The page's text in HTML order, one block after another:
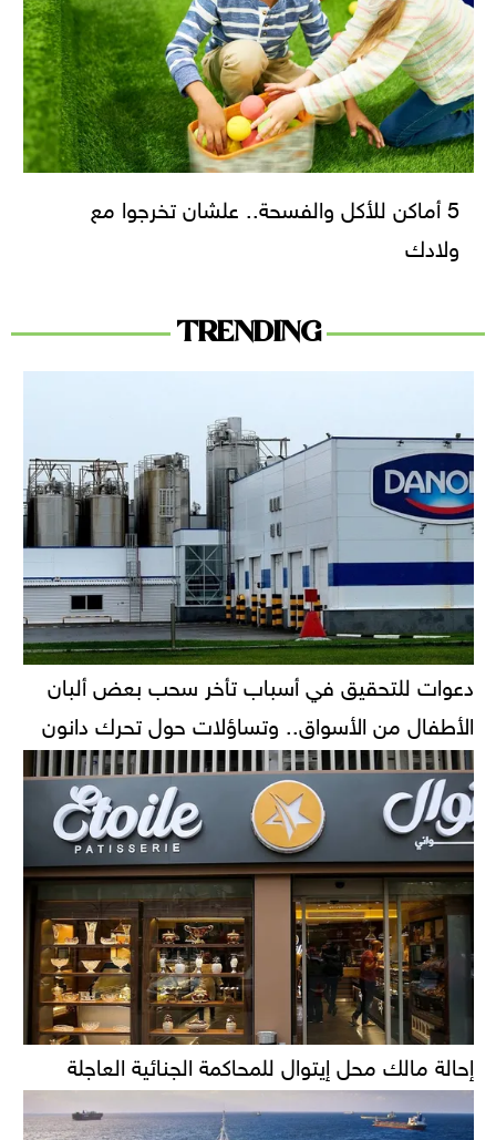
5 أماكن للأكل والفسحة.. علشان تخرجوا مع
ولادك
TRENDING
دعوات للتحقيق في أسباب تأخر سحب بعض ألبان
الأطفال من الأسواق.. وتساؤلات حول تحرك دانون
إحالة مالك محل إيتوال للمحاكمة الجنائية العاجلة